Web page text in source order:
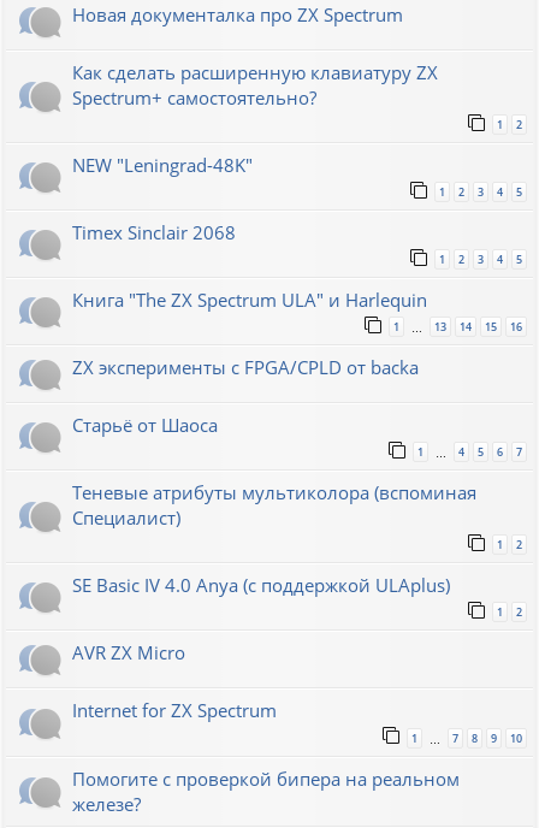
Новая документалка про ZX Spectrum
Как сделать расширенную клавиатуру ZX
Spectrum+ самостоятельно?
1 2
NEW "Leningrad-48K"
1 2 3 4 5
Timex Sinclair 2068
1 2 3 4 5
Книга "The ZX Spectrum ULA" и Harlequin
1 … 13 14 15 16
ZX эксперименты с FPGA/CPLD от backa
Старьё от Шаоса
1 … 4 5 6 7
Теневые атрибуты мультиколора (вспоминая
Специалист)
1 2
SE Basic IV 4.0 Anya (с поддержкой ULAplus)
1 2
AVR ZX Micro
Internet for ZX Spectrum
1 7 8 9 10
Помогите с проверкой бипера на реальном
железе?